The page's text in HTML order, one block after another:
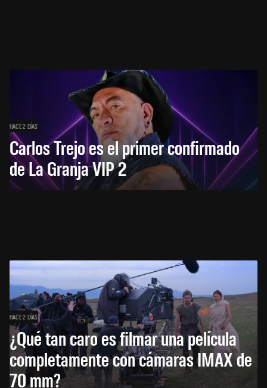
HACE 2 DÍAS
Carlos Trejo es el primer confirmado
de La Granja VIP 2
HACE 2 DÍAS
¿Qué tan caro es filmar una película
completamente con cámaras IMAX de
70 mm?